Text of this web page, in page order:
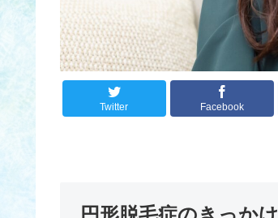
Twitter Facebook